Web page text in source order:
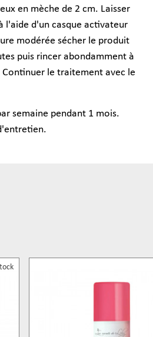
en mèche de 2 cm. Laisser
l'aide d'un casque activateur
modérée sécher le produit
puis rincer abondamment à
le traitement avec le
semaine pendant 1 mois.